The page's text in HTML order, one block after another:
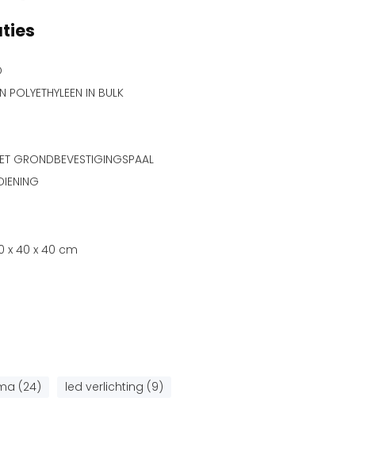
IN BULK
GRONDBEVESTIGINGSPAAL
x 40 x 40 cm
(24) led verlichting (9)